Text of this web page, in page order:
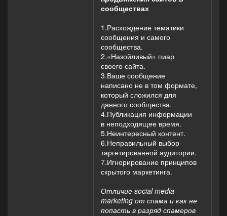
сообществах
1.Расхождение тематики
сообщения и самого
сообщества.
2.«Назойливый» пиар
своего сайта.
3.Ваше сообщение
написано не в том формате,
который сложился для
данного сообщества.
4.Публикация информации
в неподходящее время.
5.Неинтересный контент.
6.Неправильный выбор
таргетированной аудитории.
7.Игнорирование принципов
скрытого маркетинга.
Отличие social media
marketing от спама и как не
попасть в разряд спамеров